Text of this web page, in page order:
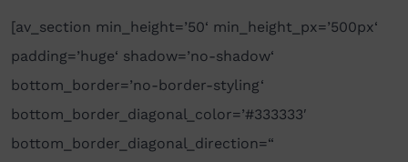
[av_section min_height=’50‘ min_height_px=’500px‘
padding=’huge‘ shadow=’no-shadow‘
bottom_border=’no-border-styling‘
bottom_border_diagonal_color=’#333333′
bottom_border_diagonal_direction=“